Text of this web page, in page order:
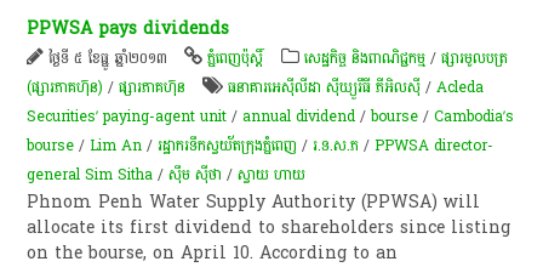
PPWSA pays dividends
ថ្ងៃទី ៥ ខែធ្នូ ឆ្នាំ២០១៣ ភ្នំពេញប៉ុស្តិ៍ សេដ្ឋកិច្ច និងពាណិជ្ជកម្ម /ផ្សារមូលបត្រ
(ផ្សារភាគហ៊ុន) /ផ្សារភាគហ៊ុន ធនាគារអេស៊ីលីដា ស៊ីឃ្យួរឹធី ភីអិលស៊ី/Acleda
Securities’ paying-agent unit /annual dividend /bourse /Cambodia’s
bourse /Lim An /រដ្ឋា​ករទឹកស្វយ័តក្រុងភ្នំពេញ /រ.ទ.ស.ភ /PPWSA director-
general Sim Sitha /ស៊ឹម ស៊ីថា /ស្វាយ ហាយ
Phnom Penh Water Supply Authority (PPWSA) will
allocate its first dividend to shareholders since listing
on the bourse, on April 10. According to an